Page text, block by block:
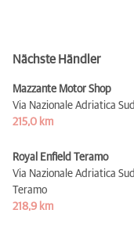
Nächste Händler
Mazzante Motor Shop
Via Nazionale Adriatica
215,0 km
Royal Enfield Teramo
Via Nazionale Adriatica
Teramo
218,9 km